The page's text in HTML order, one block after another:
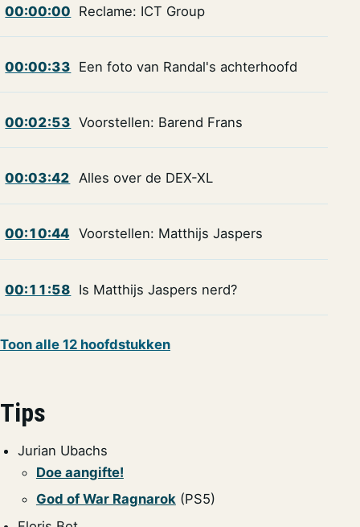
00:00:00 Reclame: ICT Group
00:00:33 Een foto van Randal's achterhoofd
00:02:53 Voorstellen: Barend Frans
00:03:42 Alles over de DEX-XL
00:10:44 Voorstellen: Matthijs Jaspers
00:11:58 Is Matthijs Jaspers nerd?
Toon alle 12 hoofdstukken
Tips
Jurian Ubachs
Doe aangifte!
God of War Ragnarok(PS5)